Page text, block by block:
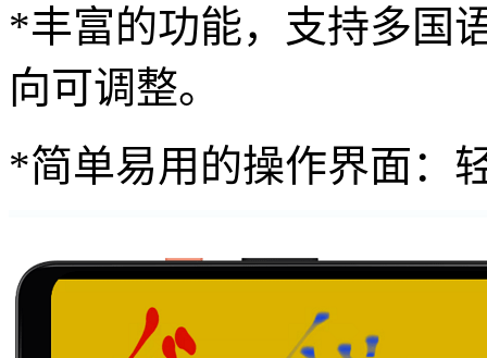
*丰富的功能，支持多国
向可调整。
*简单易用的操作界面：